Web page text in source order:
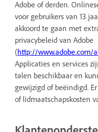
Adobe of derden.
voor gebruikers van 13
akkoord te gaan met
privacybeleid van Adobe
(http://www.adobe.com/
Applicaties en services
talen beschikbaar en
gewijzigd of beëindigd.
of lidmaatschapskosten